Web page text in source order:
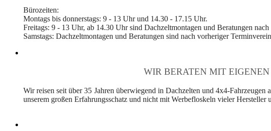
Bürozeiten:
Montags bis donnerstags: 9 - 13 Uhr und 14.30 - 17.15 Uhr.
Freitags: 9 - 13 Uhr, ab 14.30 Uhr sind Dachzeltmontagen und Beratungen
Samstags: Dachzeltmontagen und Beratungen sind nach vorheriger
WIR BERATEN MIT
Wir reisen seit über 35 Jahren überwiegend in Dachzelten und 4x4-
unserem großen Erfahrungsschatz und nicht mit Werbefloskeln vieler Hersteller